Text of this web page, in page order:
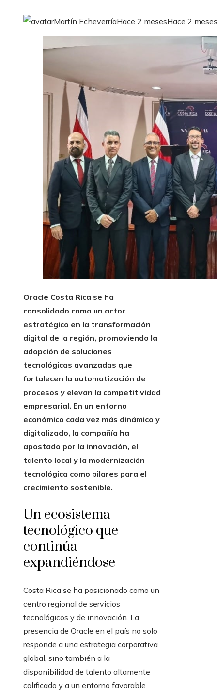
Martín EcheverríaHace 2 mesesHace 2 meses
Oracle Costa Rica se ha
consolidado como un actor
estratégico en la transformación
digital de la región, promoviendo la
adopción de soluciones
tecnológicas avanzadas que
fortalecen la automatización de
procesos y elevan la competitividad
empresarial. En un entorno
económico cada vez más dinámico y
digitalizado, la compañía ha
apostado por la innovación, el
talento local y la modernización
tecnológica como pilares para el
crecimiento sostenible.
Un ecosistema
tecnológico que
continúa
expandiéndose
Costa Rica se ha posicionado como un
centro regional de servicios
tecnológicos y de innovación. La
presencia de Oracle en el país no solo
responde a una estrategia corporativa
global, sino también a la
disponibilidad de talento altamente
calificado y a un entorno favorable